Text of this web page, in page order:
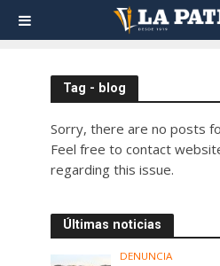
Tag - blog
Sorry, there are no posts
Feel free to contact
regarding this issue.
Últimas noticias
DENUNCIA